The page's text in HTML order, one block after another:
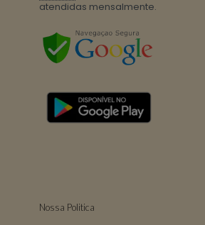
atendidas mensalmente.
Nossa Politica